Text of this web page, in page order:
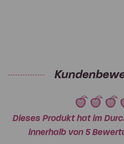
Dieses Produkt hat im
innerhalb von 5